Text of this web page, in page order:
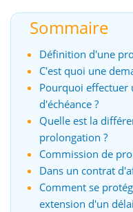
Sommaire
Définition d'une
C'est quoi une
Pourquoi effectuer
d'échéance ?
Quelle est la
prolongation ?
Commission de
Dans un contrat
Comment se
extension d'un